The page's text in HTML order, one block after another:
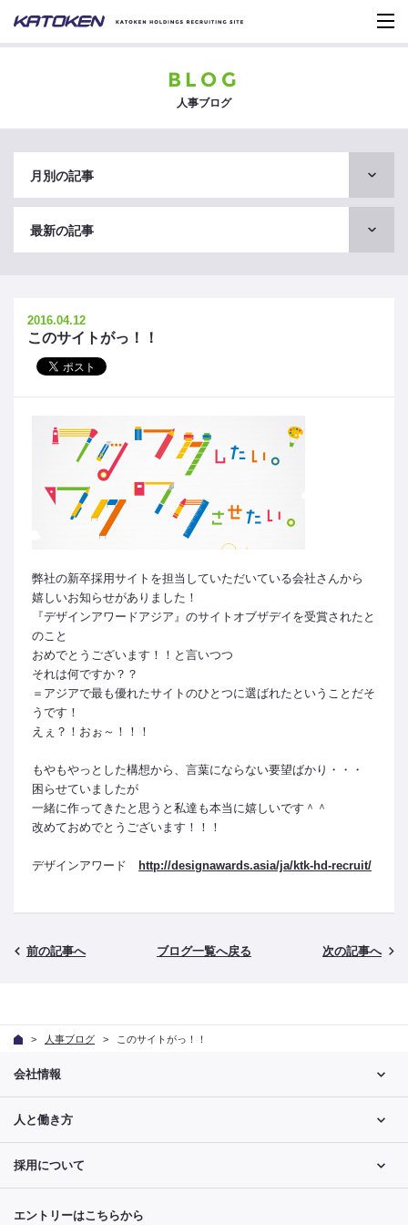
BLOG
人事ブログ
月別の記事
最新の記事
2016.04.12
このサイトがっ！！
弊社の新卒採用サイトを担当していただいている会社さんから
嬉しいお知らせがありました！
『デザインアワードアジア』のサイトオブザデイを受賞されたと
のこと
おめでとうございます！！と言いつつ
それは何ですか？？
＝アジアで最も優れたサイトのひとつに選ばれたということだそ
うです！
えぇ？！おぉ～！！！
もやもやっとした構想から、言葉にならない要望ばかり・・・
困らせていましたが
一緒に作ってきたと思うと私達も本当に嬉しいです＾＾
改めておめでとうございます！！！
デザインアワード http://designawards.asia/ja/ktk-hd-recruit/
前の記事へ ブログ一覧へ戻る 次の記事へ
人事ブログ このサイトがっ！！
会社情報
人と働き方
採用について
エントリーはこちらから